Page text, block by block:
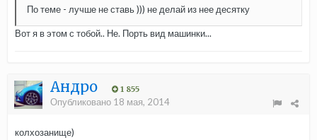
По теме - лучше не ставь ))) не делай из нее десятку
Вот я в этом с тобой.. Не. Порть вид машинки...
Андро 1 855
Опубликовано 18 мая, 2014
колхозанище)